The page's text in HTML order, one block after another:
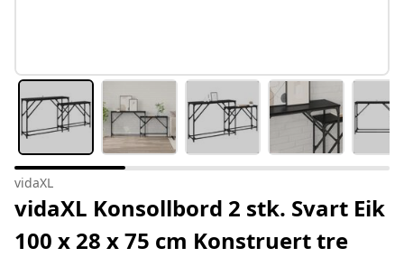
vidaXL
vidaXL Konsollbord 2 stk. Svart Eik
100 x 28 x 75 cm Konstruert tre